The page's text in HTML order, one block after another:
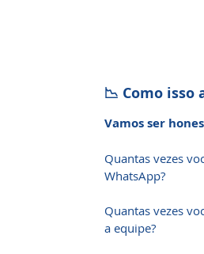
📉 Como isso
Vamos ser
Quantas vezes
WhatsApp?
Quantas vezes
a equipe?